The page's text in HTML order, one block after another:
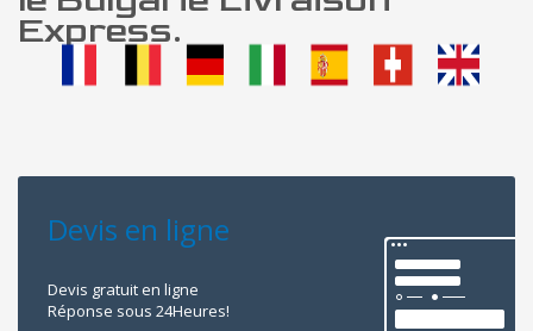
Express.
Devis en ligne
Devis gratuit en ligne
Réponse sous 24Heures!